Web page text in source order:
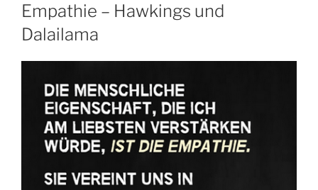
Empathie – Hawkings und
Dalailama